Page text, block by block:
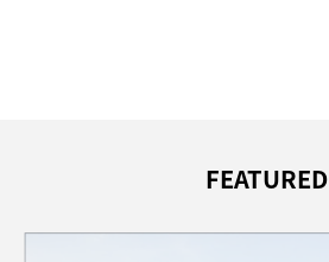
FEATURED